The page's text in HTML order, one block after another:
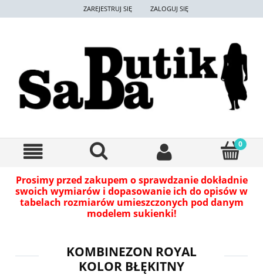
ZAREJESTRUJ SIĘ ZALOGUJ SIĘ
Prosimy przed zakupem o sprawdzanie dokładnie
swoich wymiarów i dopasowanie ich do opisów w
tabelach rozmiarów umieszczonych pod danym
modelem sukienki!
KOMBINEZON ROYAL
KOLOR BŁĘKITNY